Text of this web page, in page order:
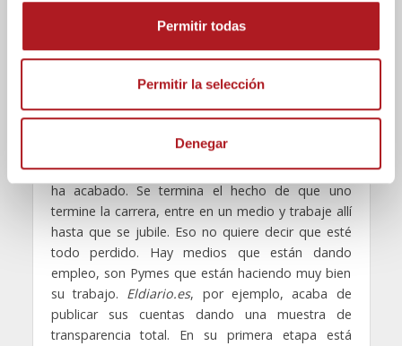
Permitir todas
Permitir la selección
Denegar
pero en España también. No hace falta salir.
mensaje demasiado negativo sobre el futuro
del periodismo?
Tiene que haber un cambio en la sociedad
en todos los aspectos. El periodismo industrial se
ha acabado. Se termina el hecho de que uno
termine la carrera, entre en un medio y trabaje allí
hasta que se jubile. Eso no quiere decir que esté
todo perdido. Hay medios que están dando
empleo, son Pymes que están haciendo muy bien
su trabajo. Eldiario.es, por ejemplo, acaba de
publicar sus cuentas dando una muestra de
transparencia total. En su primera etapa está